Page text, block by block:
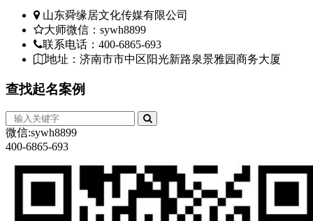
山东舜缘居文化传媒有限公司
大师微信：sywh8899
联系电话：400-6865-693
地址：济南市市中区阳光新路泉景雅园商务大厦
查找起名案例
微信:sywh8899
400-6865-693